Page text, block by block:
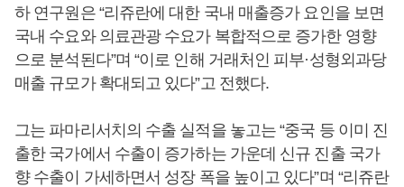
하 연구원은 “리쥬란에 대한 국내 매출증가 요인을 보면
국내 수요와 의료관광 수요가 복합적으로 증가한 영향
으로 분석된다”며 “이로 인해 거래처인 피부·성형외과당
매출 규모가 확대되고 있다”고 전했다.
그는 파마리서치의 수출 실적을 놓고는 “중국 등 이미 진
출한 국가에서 수출이 증가하는 가운데 신규 진출 국가
향 수출이 가세하면서 성장 폭을 높이고 있다”며 “리쥬란